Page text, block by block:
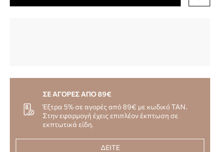
ΣΕ ΑΓΟΡΕΣ ΑΠΟ 89€
Έξτρα 5% σε αγορές από 89€ με κωδικό TAN.
Στην εφαρμογή έχεις επιπλέον έκπτωση σε
εκπτωτικά είδη.
ΔΕΙΤΕ